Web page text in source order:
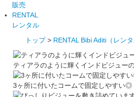
販売
RENTAL
レンタル
トップ > RENTAL Bibi Aditi（レン
ティアラのように輝くインドビジュー
3ヶ所に付いたコームで固定しやすい◎